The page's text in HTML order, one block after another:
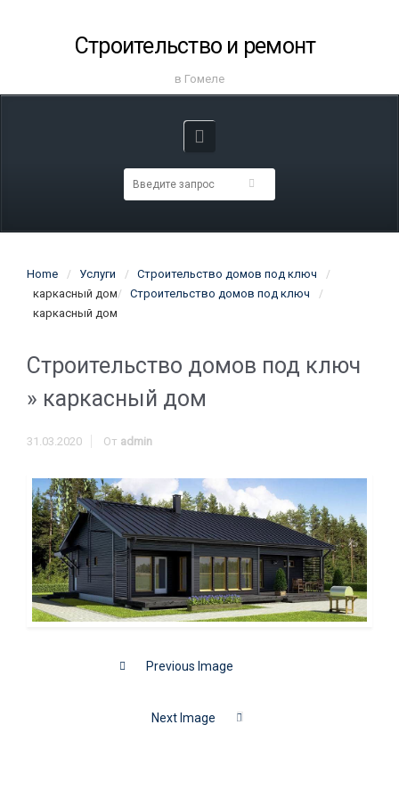
Строительство и ремонт
в Гомеле
Home Услуги
Строительство домов под ключ
каркасный дом
Строительство домов под ключ
каркасный дом
Строительство домов под ключ
» каркасный дом
31.03.2020 От admin
Previous Image
Next Image